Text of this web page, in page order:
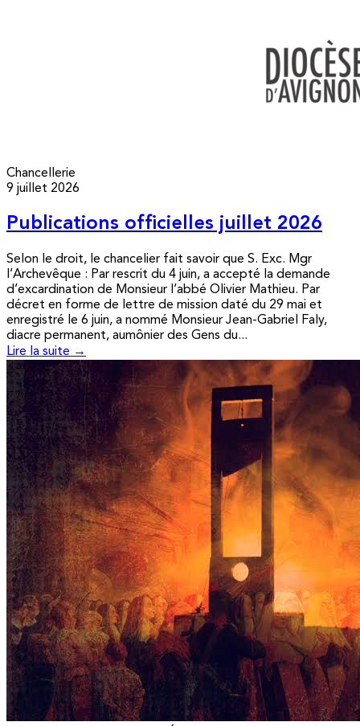
Chancellerie
9 juillet 2026
Publications officielles juillet 2026
Selon le droit, le chancelier fait savoir que S. Exc. Mgr
l’Archevêque : Par rescrit du 4 juin, a accepté la demande
d’excardination de Monsieur l’abbé Olivier Mathieu. Par
décret en forme de lettre de mission daté du 29 mai et
enregistré le 6 juin, a nommé Monsieur Jean-Gabriel Faly,
diacre permanent, aumônier des Gens du...
Lire la suite →